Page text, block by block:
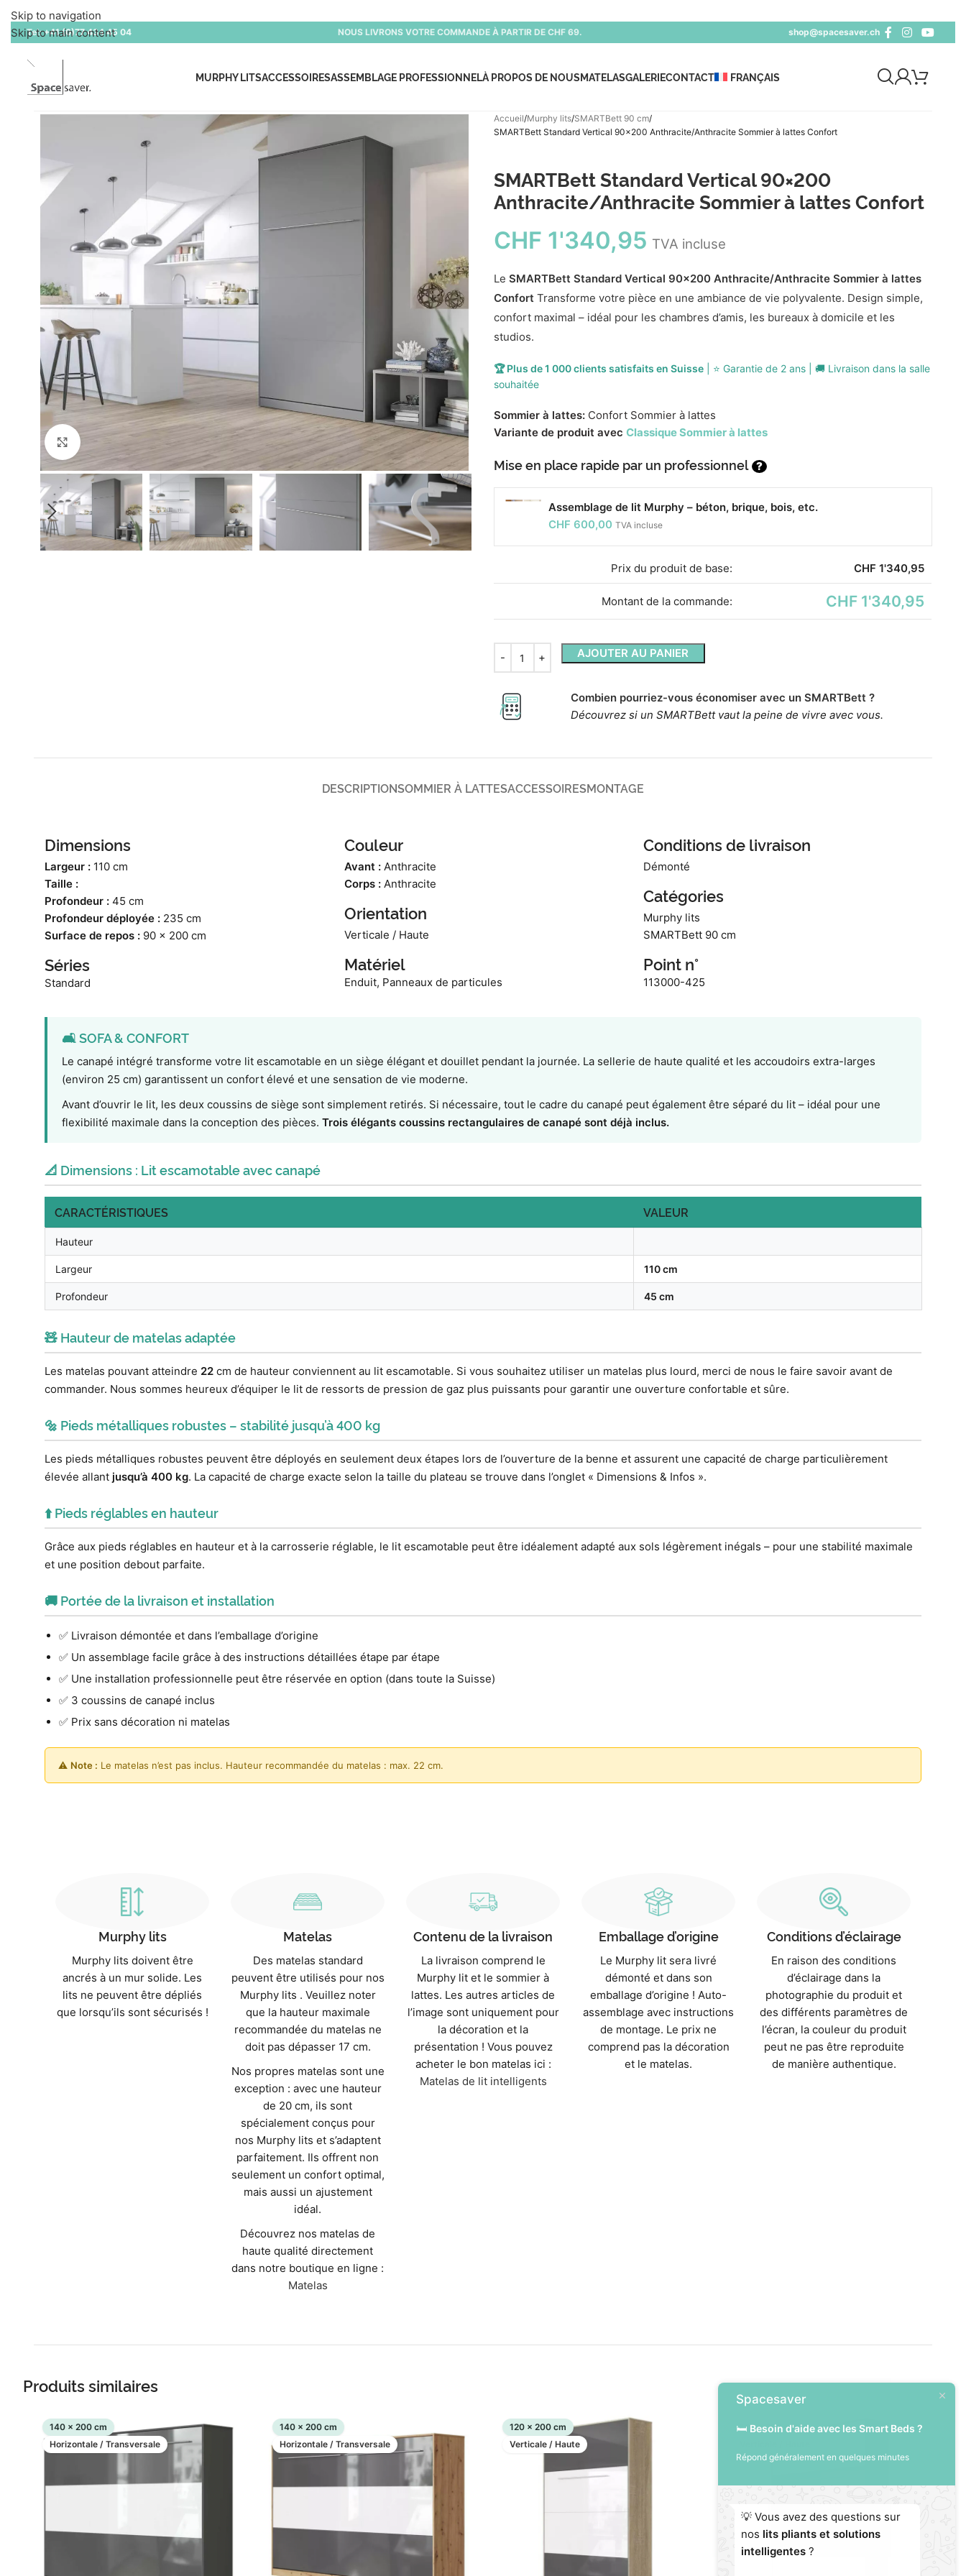
Skip to navigation
Skip to main content
Tel:+41 (0)77 434 45 04 NOUS LIVRONS VOTRE COMMANDE À PARTIR DE CHF 69. shop@spacesaver.ch
MURPHY LITSACCESSOIRESASSEMBLAGE PROFESSIONNELÀ PROPOS DE NOUSMATELASGALERIECONTACT FRANÇAIS
Click to enlarge
Accueil Murphy lits SMARTBett 90 cm
SMARTBett Standard Vertical 90×200 Anthracite/Anthracite Sommier à lattes Confort
SMARTBett Standard Vertical 90×200
Anthracite/Anthracite Sommier à lattes Confort
CHF 1'340,95 TVA incluse
Le SMARTBett Standard Vertical 90x200 Anthracite/Anthracite Sommier à lattes
ConfortTransforme votre pièce en une ambiance de vie polyvalente. Design simple,
confort maximal – idéal pour les chambres d’amis, les bureaux à domicile et les
studios.
🏆 Plus de 1 000 clients satisfaits en Suisse| ⭐ Garantie de 2 ans | 🚚 Livraison dans la salle
souhaitée
Sommier à lattes:Confort Sommier à lattes
Variante de produit avec Classique Sommier à lattes
Mise en place rapide par un professionnel ?
Assemblage de lit Murphy – béton, brique, bois, etc.
CHF 600,00 TVA incluse
Prix ​​du produit de base: CHF 1'340,95
Montant de la commande: CHF 1'340,95
AJOUTER AU PANIER
Combien pourriez-vous économiser avec un SMARTBett ?
Découvrez si un SMARTBett vaut la peine de vivre avec vous.
DESCRIPTIONSOMMIER À LATTESACCESSOIRESMONTAGE
Dimensions
Largeur : 110 cm
Taille :
Profondeur : 45 cm
Profondeur déployée : 235 cm
Surface de repos : 90 x 200 cm
Séries
Standard
Couleur
Avant :Anthracite
Corps :Anthracite
Orientation
Verticale / Haute
Matériel
Enduit, Panneaux de particules
Conditions de livraison
Démonté
Catégories
Murphy lits
SMARTBett 90 cm
Point n°
113000-425
🛋️ SOFA & CONFORT
Le canapé intégré transforme votre lit escamotable en un siège élégant et douillet pendant la journée. La sellerie de haute qualité et les accoudoirs extra-larges
(environ 25 cm) garantissent un confort élevé et une sensation de vie moderne.
Avant d’ouvrir le lit, les deux coussins de siège sont simplement retirés. Si nécessaire, tout le cadre du canapé peut également être séparé du lit – idéal pour une
flexibilité maximale dans la conception des pièces. Trois élégants coussins rectangulaires de canapé sont déjà inclus.
📐 Dimensions : Lit escamotable avec canapé
CARACTÉRISTIQUES VALEUR
Hauteur
Largeur 110 cm
Profondeur 45 cm
🧸 Hauteur de matelas adaptée
Les matelas pouvant atteindre 22 cm de hauteur conviennent au lit escamotable. Si vous souhaitez utiliser un matelas plus lourd, merci de nous le faire savoir avant de
commander. Nous sommes heureux d’équiper le lit de ressorts de pression de gaz plus puissants pour garantir une ouverture confortable et sûre.
🔩 Pieds métalliques robustes – stabilité jusqu’à 400 kg
Les pieds métalliques robustes peuvent être déployés en seulement deux étapes lors de l’ouverture de la benne et assurent une capacité de charge particulièrement
élevée allant jusqu’à 400 kg. La capacité de charge exacte selon la taille du plateau se trouve dans l’onglet « Dimensions & Infos ».
⬆️ Pieds réglables en hauteur
Grâce aux pieds réglables en hauteur et à la carrosserie réglable, le lit escamotable peut être idéalement adapté aux sols légèrement inégals – pour une stabilité maximale
et une position debout parfaite.
🚚 Portée de la livraison et installation
✅ Livraison démontée et dans l’emballage d’origine
✅ Un assemblage facile grâce à des instructions détaillées étape par étape
✅ Une installation professionnelle peut être réservée en option (dans toute la Suisse)
✅ 3 coussins de canapé inclus
✅ Prix sans décoration ni matelas
⚠️ Note : Le matelas n’est pas inclus. Hauteur recommandée du matelas : max. 22 cm.
Murphy lits
Murphy lits doivent être
ancrés à un mur solide. Les
lits ne peuvent être dépliés
que lorsqu’ils sont sécurisés !
Matelas
Des matelas standard
peuvent être utilisés pour nos
Murphy lits . Veuillez noter
que la hauteur maximale
recommandée du matelas ne
doit pas dépasser 17 cm.
Nos propres matelas sont une
exception : avec une hauteur
de 20 cm, ils sont
spécialement conçus pour
nos Murphy lits et s’adaptent
parfaitement. Ils offrent non
seulement un confort optimal,
mais aussi un ajustement
idéal.
Découvrez nos matelas de
haute qualité directement
dans notre boutique en ligne :
Matelas
Contenu de la livraison
La livraison comprend le
Murphy lit et le sommier à
lattes. Les autres articles de
l’image sont uniquement pour
la décoration et la
présentation ! Vous pouvez
acheter le bon matelas ici :
Matelas de lit intelligents
Emballage d’origine
Le Murphy lit sera livré
démonté et dans son
emballage d’origine ! Auto-
assemblage avec instructions
de montage. Le prix ne
comprend pas la décoration
et le matelas.
Conditions d’éclairage
En raison des conditions
d’éclairage dans la
photographie du produit et
des différents paramètres de
l’écran, la couleur du produit
peut ne pas être reproduite
de manière authentique.
Produits similaires
140 x 200 cm
Horizontale / Transversale
140 x 200 cm
Horizontale / Transversale
120 x 200 cm
Verticale / Haute
140 x 200 cm
Spacesaver
🛏️ Besoin d'aide avec les Smart Beds ?
Répond généralement en quelques minutes
💡 Vous avez des questions sur
nos lits pliants et solutions
intelligentes ?